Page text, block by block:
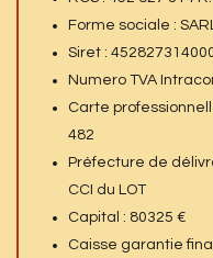
Forme sociale : SARL
Siret :
Numero TVA
Carte
482
Préfecture de
CCI du LOT
Capital : 80325 €
Caisse garantie